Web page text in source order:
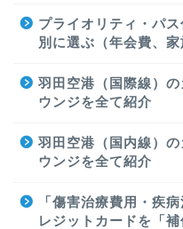
プライオリティ・パ
別に選ぶ（年会費、家
羽田空港（国際線）
ウンジを全て紹介
羽田空港（国内線）
ウンジを全て紹介
「傷害治療費用・疾
レジットカードを「